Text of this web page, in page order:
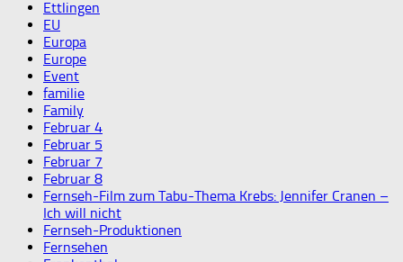
Ettlingen
EU
Europa
Europe
Event
familie
Family
Februar 4
Februar 5
Februar 7
Februar 8
Fernseh-Film zum Tabu-Thema Krebs: Jennifer Cranen –
Ich will nicht
Fernseh-Produktionen
Fernsehen